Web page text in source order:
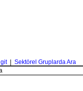
| Sektörel Gruplarda Ara